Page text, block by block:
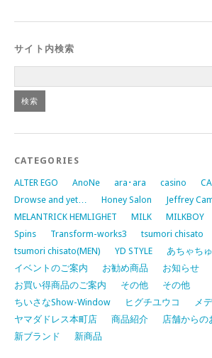
サイト内検索
CATEGORIES
ALTER EGO AnoNe ara･ara casino
Drowse and yet…
Honey Salon Jeffrey
MELANTRICK HEMLIGHET
MILK MILKBOY
Spins
Transform-works3
tsumori chisato
tsumori chisato(MEN)
YD STYLE
あちゃち
イベントのご案内
お勧め商品
お知らせ
お買い得商品のご案内
その他
その他
ちいさなShow-Window
ヒグチユウコ
メ
ヤマダドレス本町店
商品紹介
店舗からの
新ブランド
新商品